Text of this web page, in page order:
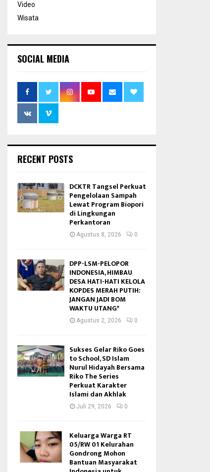
Video
Wisata
SOCIAL MEDIA
RECENT POSTS
DCKTR Tangsel Perkuat
Pengelolaan Sampah
Lewat Program Biopori
di Lingkungan
Perkantoran
Agustus 8, 2026 0
DPP-LSM-PELOPOR
INDONESIA, HIMBAU
DESA HATI-HATI KELOLA
KOPDES MERAH PUTIH:
JANGAN JADI BOM
WAKTU UTANG*
Agustus 2, 2026 0
Sukses Gelar Riko Goes
to School, SD Islam
Nurul Hidayah Bersama
Riko The Series
Perkuat Karakter
Islami dan Akhlak
Juli 29, 2026 0
Keluarga Warga RT
05/RW 01 Kelurahan
Gondrong Mohon
Bantuan Masyarakat